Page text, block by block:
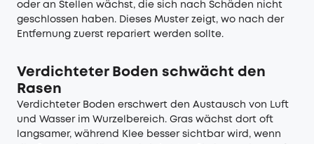
oder an Stellen wächst, die sich nach Schäden nicht
geschlossen haben. Dieses Muster zeigt, wo nach der
Entfernung zuerst repariert werden sollte.
Verdichteter Boden schwächt den
Rasen
Verdichteter Boden erschwert den Austausch von Luft
und Wasser im Wurzelbereich. Gras wächst dort oft
langsamer, während Klee besser sichtbar wird, wenn